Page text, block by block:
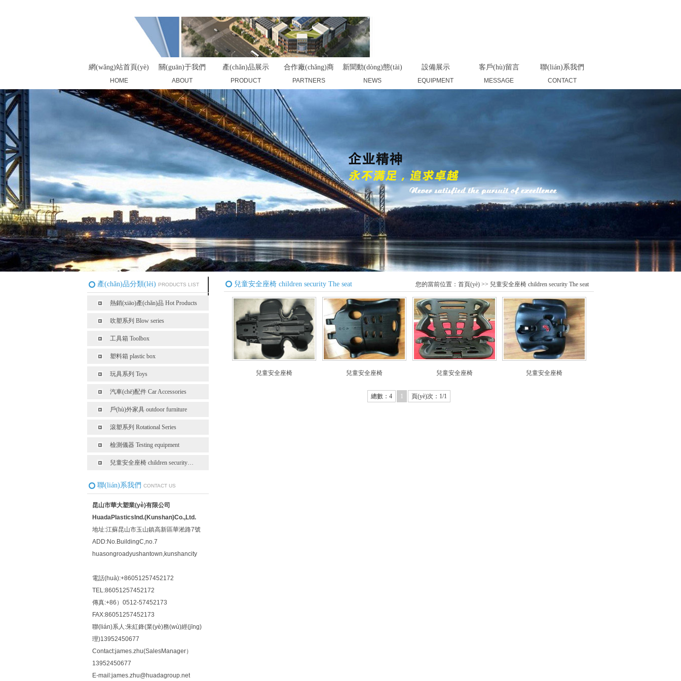
網(wǎng)站首頁(yè)
HOME
關(guān)于我們
ABOUT
產(chǎn)品展示
PRODUCT
合作廠(chǎng)商
PARTNERS
新聞動(dòng)態(tài)
NEWS
設備展示
EQUIPMENT
客戶(hù)留言
MESSAGE
聯(lián)系我們
CONTACT
產(chǎn)品分類(lèi) PRODUCTS LIST
熱銷(xiāo)產(chǎn)品 Hot Products
吹塑系列 Blow series
工具箱 Toolbox
塑料箱 plastic box
玩具系列 Toys
汽車(chē)配件 Car Accessories
戶(hù)外家具 outdoor furniture
滾塑系列 Rotational Series
檢測儀器 Testing equipment
兒童安全座椅 children security…
聯(lián)系我們 CONTACT US
昆山市華大塑業(yè)有限公司
HuadaPlasticsInd.(Kunshan)Co.,Ltd.
地址:江蘇昆山市玉山鎮高新區華淞路7號
ADD:No.BuildingC,no.7
huasongroadyushantown,kunshancity
電話(huà):+86051257452172
TEL:86051257452172
傳真:+86）0512-57452173
FAX:86051257452173
聯(lián)系人:朱紅鋒(業(yè)務(wù)經(jīng)
理)13952450677
Contact:james.zhu(SalesManager）
13952450677
E-mail:james.zhu@huadagroup.net
兒童安全座椅 children security The seat 您的當前位置： 首頁(yè) >> 兒童安全座椅 children security The seat
兒童安全座椅 兒童安全座椅 兒童安全座椅 兒童安全座椅
總數：4 1 頁(yè)次：1/1